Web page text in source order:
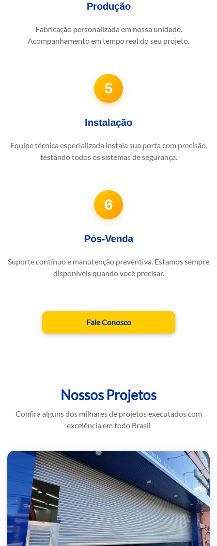
Produção
Fabricação personalizada em nossa unidade.
Acompanhamento em tempo real do seu projeto.
5
Instalação
Equipe técnica especializada instala sua porta com precisão,
testando todos os sistemas de segurança.
6
Pós-Venda
Suporte contínuo e manutenção preventiva. Estamos sempre
disponíveis quando você precisar.
Fale Conosco
Nossos Projetos
Confira alguns dos milhares de projetos executados com
excelência em todo Brasil